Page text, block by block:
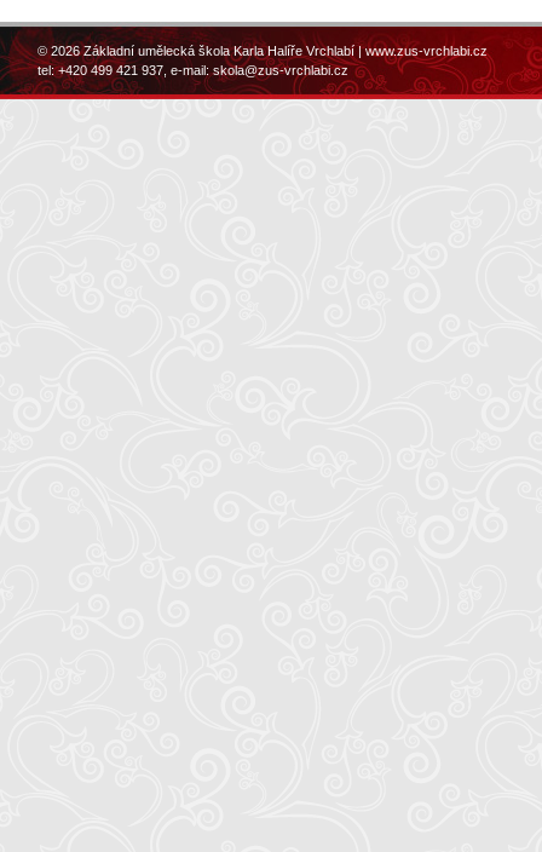
© 2026 Základní umělecká škola Karla Halíře Vrchlabí |www.zus-vrchlabi.cz
tel: +420 499 421 937, e-mail:skola@zus-vrchlabi.cz